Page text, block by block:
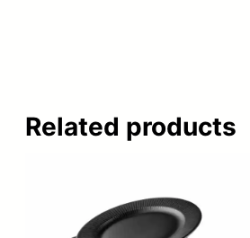
Related products